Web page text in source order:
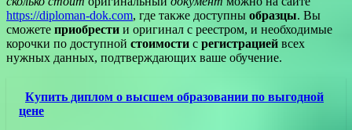
https://diploman-dok.com, где также доступны образцы. Вы
сможете приобрести и оригинал с реестром, и необходимые
корочки по доступной стоимости с регистрацией всех
нужных данных, подтверждающих ваше обучение.
Купить диплом о высшем образовании по выгодной
цене